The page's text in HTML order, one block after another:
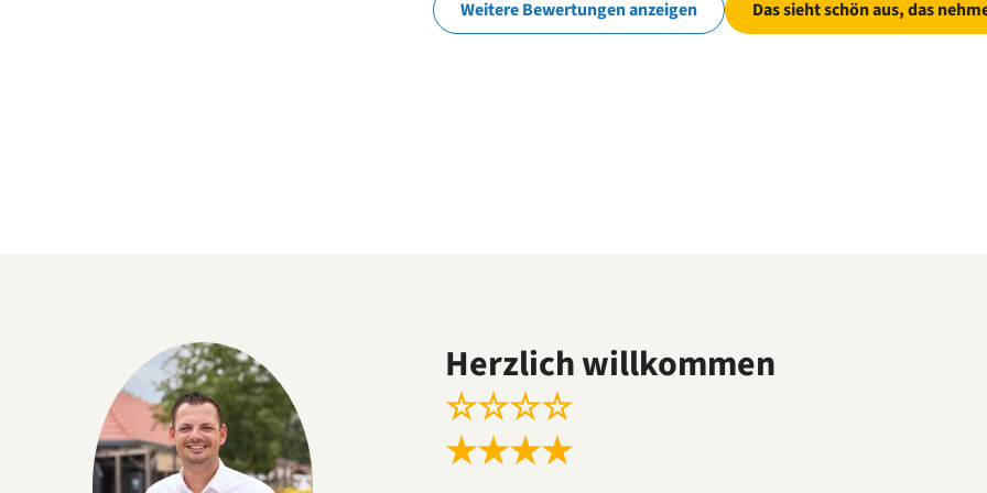
Weitere Bewertungen anzeigen Das sieht schön aus, das
Herzlich willkommen
☆☆☆☆
★★★★